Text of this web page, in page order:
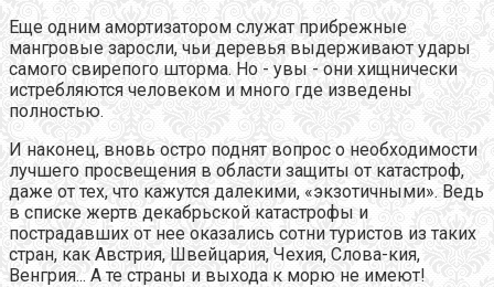
Еще одним амортизатором служат прибрежные
мангровые заросли, чьи деревья выдерживают удары
самого свирепого шторма. Но - увы - они хищнически
истребляются человеком и много где изведены
полностью.
И наконец, вновь остро поднят вопрос о необходимости
лучшего просвещения в области защиты от катастроф,
даже от тех, что кажутся далекими, «экзотичными». Ведь
в списке жертв декабрьской катастрофы и
пострадавших от нее оказались сотни туристов из таких
стран, как Австрия, Швейцария, Чехия, Слова-кия,
Венгрия... А те страны и выхода к морю не имеют!